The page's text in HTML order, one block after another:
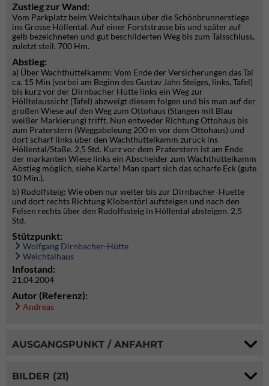
Zustieg zur Wand:
Vom Parkplatz beim Weichtalhaus über die Schönbrunnerstiege
ins Grosse Höllental. Auf einer Forststrasse bis und später auf
gelb bezeichneten und gut beschilderten Weg bis zum Talsschluss,
zuletzt steil. 700 Hm.
Abstieg:
a) Über Wachthüttelkamm: Vom Ende der Versicherungen das Tal
ca. 15 Min (vorbei am Beginn des Gustav Jahn Steiges, links, Tafel)
bis kurz vor der Dirnbacher Hütte links ein Weg zur
Hölltelaussicht (Tafel) abzweigt diesem folgen und bis man auf der
großen Wiese auf den Weg zum Ottohaus (Stangen mit Blau
weißer Markierung) trifft. Nun entweder Richtung Ottohaus bis
zum Praterstern (Weggabeleung 200 m vor dem Ottohaus) und
dort scharf links über den Wachthüttelkamm zurück ins
Höllental/Staße. 2,5 Std. Kurz vor dem Praterstern ist am Ende
der markanten Wiese links ein Abscheider zum Wachthüttelkamm
Abstieg möglich, siehe Karte! Man spart sich das scharfe Eck (gute
10 Min.).
b) Rudolfsteig: Wie oben nur weiter bis zur Dirnbacher-Huette
und dort rechts Richtung Klobentörl aufsteigen und nach den
Felsen rechts über den Rudolfssteig in Höllental absteigen. 2,5
Std.
Stützpunkt:
Wolfgang Dirnbacher-Hütte
Weichtalhaus
Infostand:
21.04.2004
Autor (Referenz):
Andreas
AUSGANGSPUNKT / ANFAHRT
BILDER (21)